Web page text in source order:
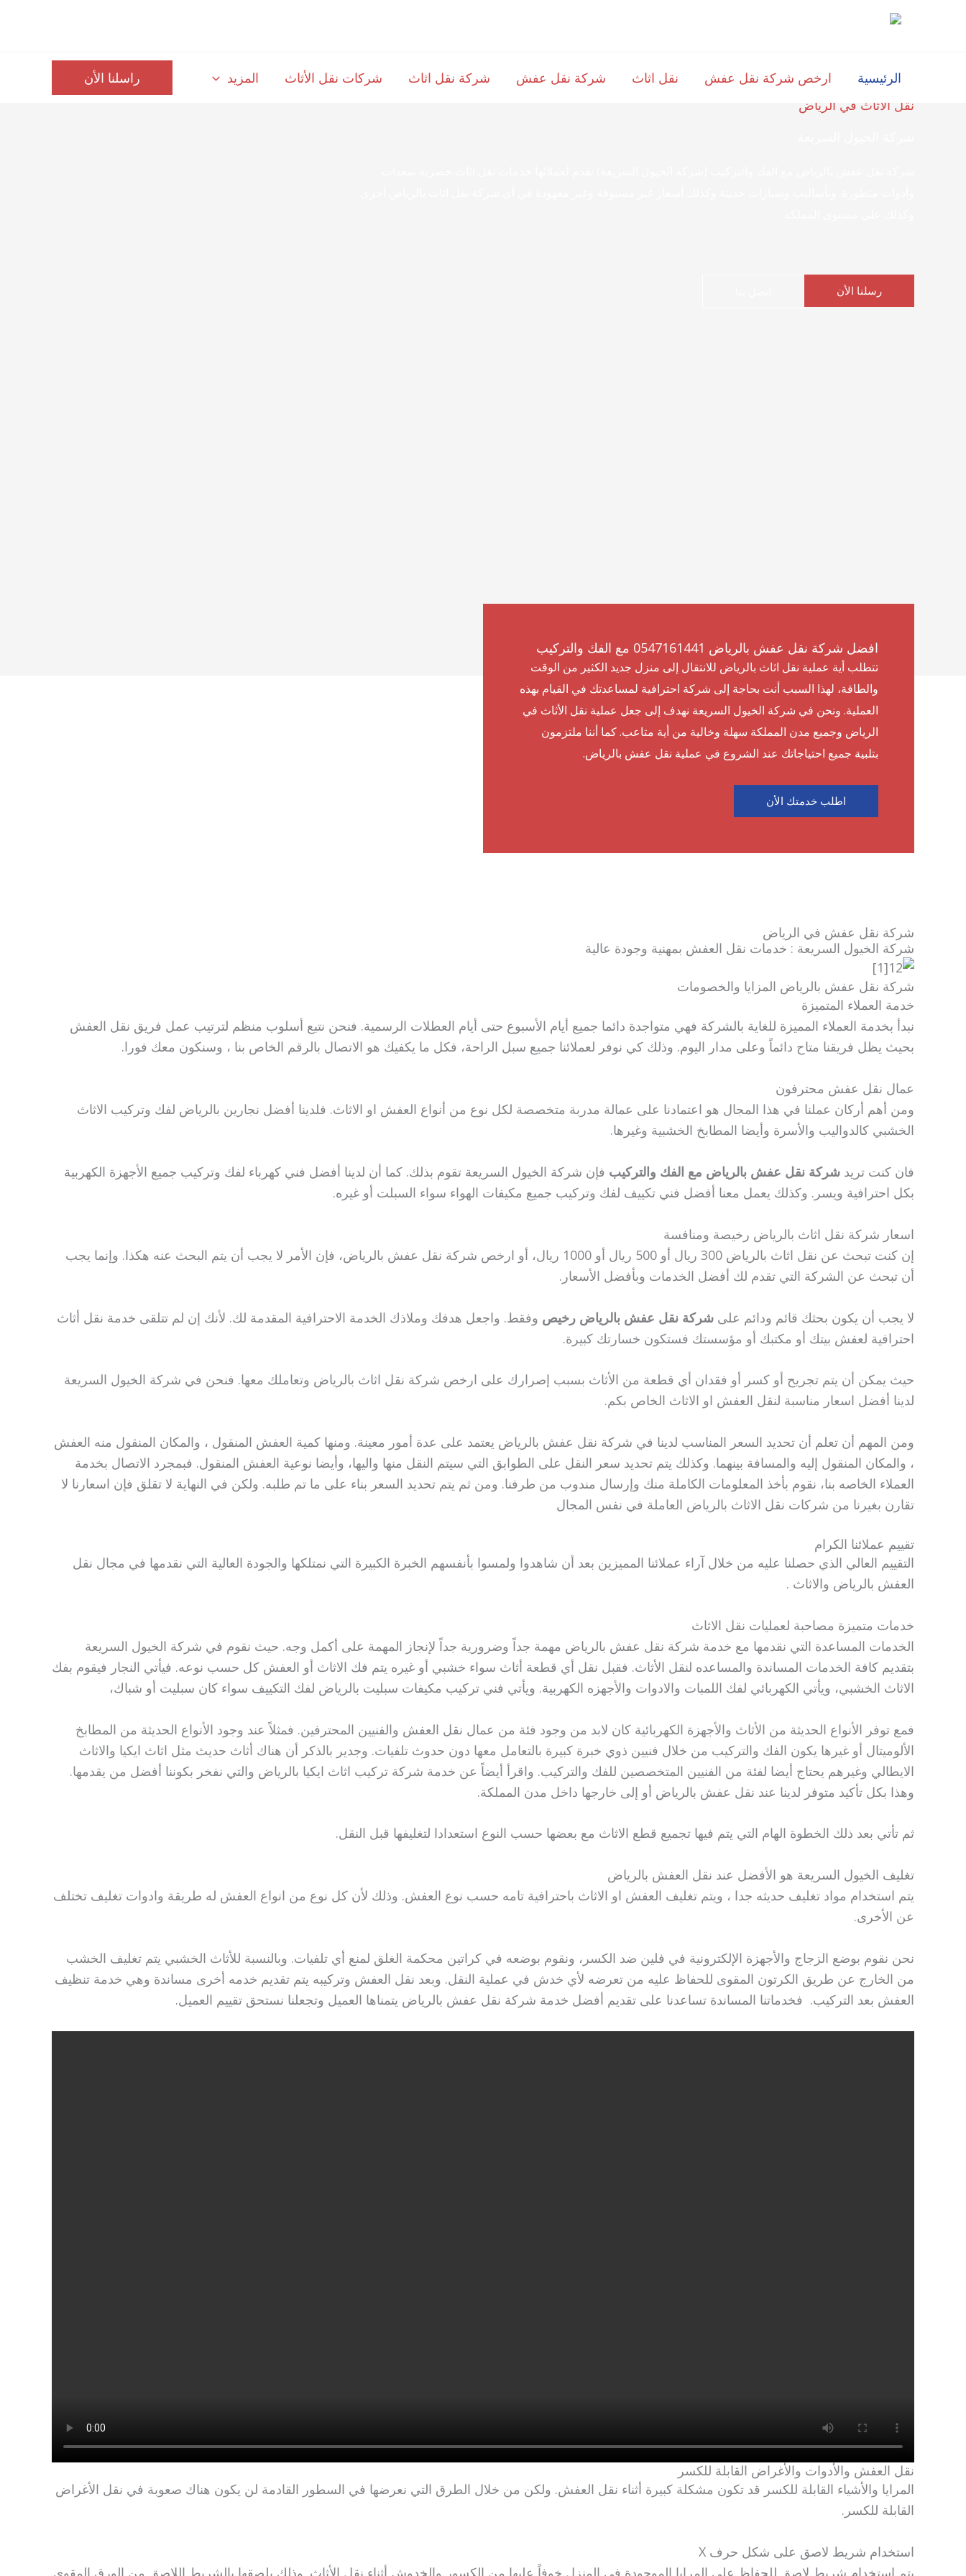
الرئيسية
ارخص شركة نقل عفش نقل اثاث شركة نقل عفش شركة نقل اثاث شركات نقل الأثاث المزيد
راسلنا الأن
نقل الأثاث في الرياض
رسلنا الأن
افضل شركة نقل عفش بالرياض 0547161441 مع الفك والتركيب
تتطلب أية عملية نقل اثاث بالرياض للانتقال إلى منزل جديد الكثير من الوقت
والطاقة، لهذا السبب أنت بحاجة إلى شركة احترافية لمساعدتك في القيام بهذه
العملية. ونحن في شركة الخيول السريعة نهدف إلى جعل عملية نقل الأثاث في
الرياض وجميع مدن المملكة سهلة وخالية من أية متاعب. كما أننا ملتزمون
بتلبية جميع احتياجاتك عند الشروع في عملية نقل عفش بالرياض.
اطلب خدمتك الأن
شركة نقل عفش في الرياض
شركة الخيول السريعة : خدمات نقل العفش بمهنية وجودة عالية
شركة نقل عفش بالرياض المزايا والخصومات
خدمة العملاء المتميزة
نبدأ بخدمة العملاء المميزة للغاية بالشركة فهي متواجدة دائما جميع أيام الأسبوع حتى أيام العطلات الرسمية. فنحن نتبع أسلوب منظم لترتيب عمل فريق نقل العفش
بحيث يظل فريقنا متاح دائماً وعلى مدار اليوم. وذلك كي نوفر لعملائنا جميع سبل الراحة، فكل ما يكفيك هو الاتصال بالرقم الخاص بنا ، وسنكون معك فورا.
عمال نقل عفش محترفون
ومن أهم أركان عملنا في هذا المجال هو اعتمادنا على عمالة مدربة متخصصة لكل نوع من أنواع العفش او الاثاث. فلدينا أفضل نجارين بالرياض لفك وتركيب الاثاث
الخشبي كالدواليب والأسرة وأيضا المطابخ الخشبية وغيرها.
فان كنت تريد شركة نقل عفش بالرياض مع الفك والتركيب فإن شركة الخيول السريعة تقوم بذلك. كما أن لدينا أفضل فني كهرباء لفك وتركيب جميع الأجهزة الكهربية
بكل احترافية ويسر. وكذلك يعمل معنا أفضل فني تكييف لفك وتركيب جميع مكيفات الهواء سواء السبلت أو غيره.
اسعار شركة نقل اثاث بالرياض رخيصة ومنافسة
إن كنت تبحث عن نقل اثاث بالرياض 300 ريال أو 500 ريال أو 1000 ريال، أو ارخص شركة نقل عفش بالرياض، فإن الأمر لا يجب أن يتم البحث عنه هكذا. وإنما يجب
أن تبحث عن الشركة التي تقدم لك أفضل الخدمات وبأفضل الأسعار.
لا يجب أن يكون بحثك قائم ودائم على شركة نقل عفش بالرياض رخيص وفقط. واجعل هدفك وملاذك الخدمة الاحترافية المقدمة لك. لأنك إن لم تتلقى خدمة نقل أثاث
احترافية لعفش بيتك أو مكتبك أو مؤسستك فستكون خسارتك كبيرة.
حيث يمكن أن يتم تجريح أو كسر أو فقدان أي قطعة من الأثاث بسبب إصرارك على ارخص شركة نقل اثاث بالرياض وتعاملك معها. فنحن في شركة الخيول السريعة
لدينا أفضل اسعار مناسبة لنقل العفش او الاثاث الخاص بكم.
ومن المهم أن تعلم أن تحديد السعر المناسب لدينا في شركة نقل عفش بالرياض يعتمد على عدة أمور معينة. ومنها كمية العفش المنقول ، والمكان المنقول منه العفش
، والمكان المنقول إليه والمسافة بينهما. وكذلك يتم تحديد سعر النقل على الطوابق التي سيتم النقل منها واليها، وأيضا نوعية العفش المنقول. فبمجرد الاتصال بخدمة
العملاء الخاصه بنا، نقوم بأخذ المعلومات الكاملة منك وإرسال مندوب من طرفنا. ومن ثم يتم تحديد السعر بناء على ما تم طلبه. ولكن في النهاية لا تقلق فإن اسعارنا لا
تقارن بغيرنا من شركات نقل الاثاث بالرياض العاملة في نفس المجال
تقييم عملائنا الكرام
التقييم العالي الذي حصلنا عليه من خلال آراء عملائنا المميزين بعد أن شاهدوا ولمسوا بأنفسهم الخبرة الكبيرة التي نمتلكها والجودة العالية التي نقدمها في مجال نقل
العفش بالرياض والاثاث .
خدمات متميزة مصاحبة لعمليات نقل الاثاث
الخدمات المساعدة التي نقدمها مع خدمة شركة نقل عفش بالرياض مهمة جداً وضرورية جداً لإنجاز المهمة على أكمل وجه. حيث نقوم في شركة الخيول السريعة
بتقديم كافة الخدمات المساندة والمساعده لنقل الأثاث. فقبل نقل أي قطعة أثاث سواء خشبي أو غيره يتم فك الاثاث أو العفش كل حسب نوعه. فيأتي النجار فيقوم بفك
الاثاث الخشبي، ويأتي الكهربائي لفك اللمبات والادوات والأجهزه الكهربية. ويأتي فني تركيب مكيفات سبليت بالرياض لفك التكييف سواء كان سبليت أو شباك،
فمع توفر الأنواع الحديثة من الأثاث والأجهزة الكهربائية كان لابد من وجود فئة من عمال نقل العفش والفنيين المحترفين. فمثلاً عند وجود الأنواع الحديثة من المطابخ
الألوميتال أو غيرها يكون الفك والتركيب من خلال فنيين ذوي خبرة كبيرة بالتعامل معها دون حدوث تلفيات. وجدير بالذكر أن هناك أثاث حديث مثل اثاث ايكيا والاثاث
الايطالي وغيرهم يحتاج أيضا لفئة من الفنيين المتخصصين للفك والتركيب. واقرأ أيضاً عن خدمة شركة تركيب اثاث ايكيا بالرياض والتي نفخر بكوننا أفضل من يقدمها.
وهذا بكل تأكيد متوفر لدينا عند نقل عفش بالرياض أو إلى خارجها داخل مدن المملكة.
ثم تأتي بعد ذلك الخطوة الهام التي يتم فيها تجميع قطع الاثاث مع بعضها حسب النوع استعدادا لتغليفها قبل النقل.
تغليف الخيول السريعة هو الأفضل عند نقل العفش بالرياض
يتم استخدام مواد تغليف حديثه جدا ، ويتم تغليف العفش او الاثاث باحترافية تامه حسب نوع العفش. وذلك لأن كل نوع من انواع العفش له طريقة وادوات تغليف تختلف
عن الأخرى.
نحن نقوم بوضع الزجاج والأجهزة الإلكترونية في فلين ضد الكسر، ونقوم بوضعه في كراتين محكمة الغلق لمنع أي تلفيات. وبالنسبة للأثاث الخشبي يتم تغليف الخشب
من الخارج عن طريق الكرتون المقوى للحفاظ عليه من تعرضه لأي خدش في عملية النقل. وبعد نقل العفش وتركيبه يتم تقديم خدمه أخرى مساندة وهي خدمة تنظيف
العفش بعد التركيب. فخدماتنا المساندة تساعدنا على تقديم أفضل خدمة شركة نقل عفش بالرياض يتمناها العميل وتجعلنا نستحق تقييم العميل.
نقل العفش والأدوات والأغراض القابلة للكسر
المرايا والأشياء القابلة للكسر قد تكون مشكلة كبيرة أثناء نقل العفش. ولكن من خلال الطرق التي نعرضها في السطور القادمة لن يكون هناك صعوبة في نقل الأغراض
القابلة للكسر.
استخدام شريط لاصق على شكل حرف X
يتم استخدام شريط لاصق للحفاظ على المرايا الموجودة في المنزل خوفاً عليها من الكسور والخدوش أثناء نقل الأثاث. وذلك بلصقها بالشريط اللاصق من الورق المقوى